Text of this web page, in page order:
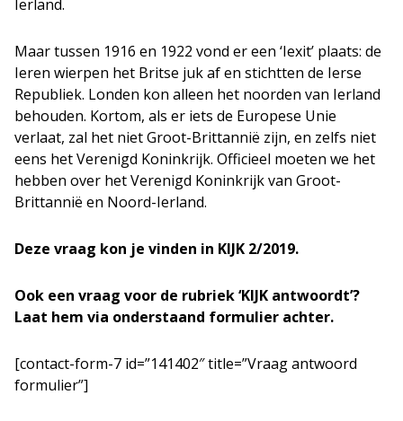
Ierland.
Maar tussen 1916 en 1922 vond er een ‘Iexit’ plaats: de
Ieren wierpen het Britse juk af en stichtten de Ierse
Republiek. Londen kon alleen het noorden van Ierland
behouden. Kortom, als er iets de Europese Unie
verlaat, zal het niet Groot-Brittannië zijn, en zelfs niet
eens het Verenigd Koninkrijk. Officieel moeten we het
hebben over het Verenigd Koninkrijk van Groot-
Brittannië en Noord-Ierland.
Deze vraag kon je vinden in KIJK 2/2019.
Ook een vraag voor de rubriek ‘KIJK antwoordt’?
Laat hem via onderstaand formulier achter.
[contact-form-7 id=”141402″ title=”Vraag antwoord
formulier”]